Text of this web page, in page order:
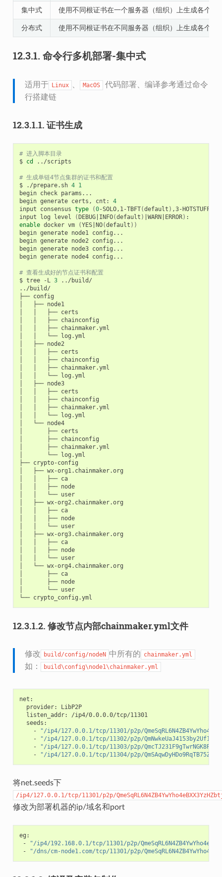
集中式 使用不同根证书在一个服务器（组织）上生成各个节
分布式 使用不同根证书在不同服务器（组织）上生成各个节
12.3.1. 命令行多机部署-集中式
适用于 Linux MacOS
代码部署、编译参考通过命令
行搭建链
12.3.1.1. 证书生成
# 进入脚本目录
$ cd ../scripts
# 生成单链4节点集群的证书和配置
$
./prepare.sh 4 1
begin check params...
begin generate certs, cnt:
4
input
consensus type (0-SOLO,1-TBFT(default ) ,3-HOTSTUFF,4-
input
log level (DEBUG| INFO(default ) WARN| ERROR)
enable docker vm (YES| NO(default ))
begin generate node1 config...
begin generate node2 config...
begin generate node3 config...
begin generate node4 config...
# 查看生成好的节点证书和配置
$ tree -L 3
../build/
../build/
├── config
├── node1
├── certs
├── chainconfig
├── chainmaker.yml
└── log.yml
├── node2
├── certs
├── chainconfig
├── chainmaker.yml
└── log.yml
├── node3
├── certs
├── chainconfig
├── chainmaker.yml
└── log.yml
└── node4
├── certs
├── chainconfig
├── chainmaker.yml
└── log.yml
├── crypto-config
├── wx-org1.chainmaker.org
├── ca
├── node
└── user
├── wx-org2.chainmaker.org
├── ca
├── node
└── user
├── wx-org3.chainmaker.org
├── ca
├── node
└── user
└── wx-org4.chainmaker.org
├── ca
├── node
└── user
└──
12.3.1.2. 修改节点内部chainmaker.yml文件
修改 build/config/nodeN 中所有的 chainmaker.yml
如： build\config\node1\chainmaker.yml
provider:
LibP2P
listen_addr:
/ip4/0.0.0.0/tcp/11301
-
"/ip4/127.0.0.1/tcp/11301/p2p/
-
"/ip4/127.0.0.1/tcp/11302/p2p/
-
"/ip4/127.0.0.1/tcp/11303/p2p/
-
"/ip4/127.0.0.1/tcp/11304/p2p/
将net.seeds下
/ip4/127.0.0.1/tcp/11301/p2p/
修改为部署机器的ip/域名和port
-
"/ip4/192.168.0.1/tcp/11301/p2p/
-
"/dns/cm-node1.com/tcp/11301/p2p/